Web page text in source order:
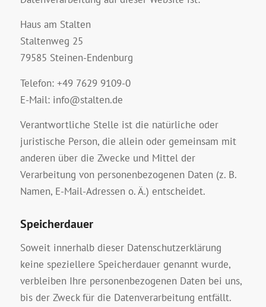
Haus am Stalten
Staltenweg 25
79585 Steinen-Endenburg
Telefon: +49 7629 9109-0
E-Mail: info@stalten.de
Verantwortliche Stelle ist die natürliche oder
juristische Person, die allein oder gemeinsam mit
anderen über die Zwecke und Mittel der
Verarbeitung von personenbezogenen Daten (z. B.
Namen, E-Mail-Adressen o. Ä.) entscheidet.
Speicherdauer
Soweit innerhalb dieser Datenschutzerklärung
keine speziellere Speicherdauer genannt wurde,
verbleiben Ihre personenbezogenen Daten bei uns,
bis der Zweck für die Datenverarbeitung entfällt.